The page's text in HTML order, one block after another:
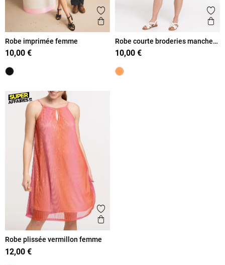
Ajouter aux favoris
Aperçu rapide
Robe imprimée femme
10,00 €
Robe courte broderies manches
femme
10,00 €
Ajouter aux favoris
Aperçu rapide
Robe plissée vermillon femme
12,00 €